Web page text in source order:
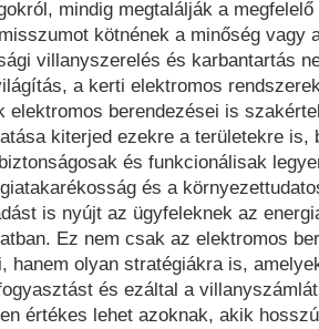
mindig megtalálják a
kötnének a minőség vagy
villanyszerelés és karbantartás
a kerti elektromos
elektromos berendezései is
kiterjed ezekre a területekre
és funkcionálisak
és a
is nyújt az ügyfeleknek az
Ez nem csak az elektromos
hanem olyan stratégiákra is,
és ezáltal a
értékes lehet azoknak, akik